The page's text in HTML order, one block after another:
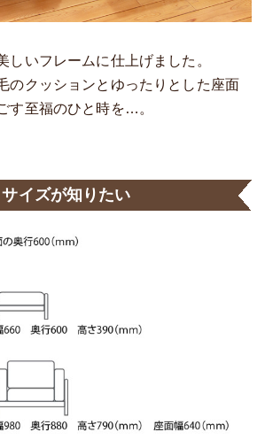
しいフレームに仕上げました。
のクッションとゆったりとした座面
す至福のひと時を…。
サイズが知りたい